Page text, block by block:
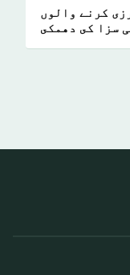
کرنے والوں
دهمكى